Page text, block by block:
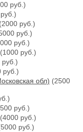
руб.)
(2000 руб.)
руб.)
руб.)
(1000 руб.)
руб.)
руб.)
обл) (2500
руб.)
(4000 руб.)
руб.)